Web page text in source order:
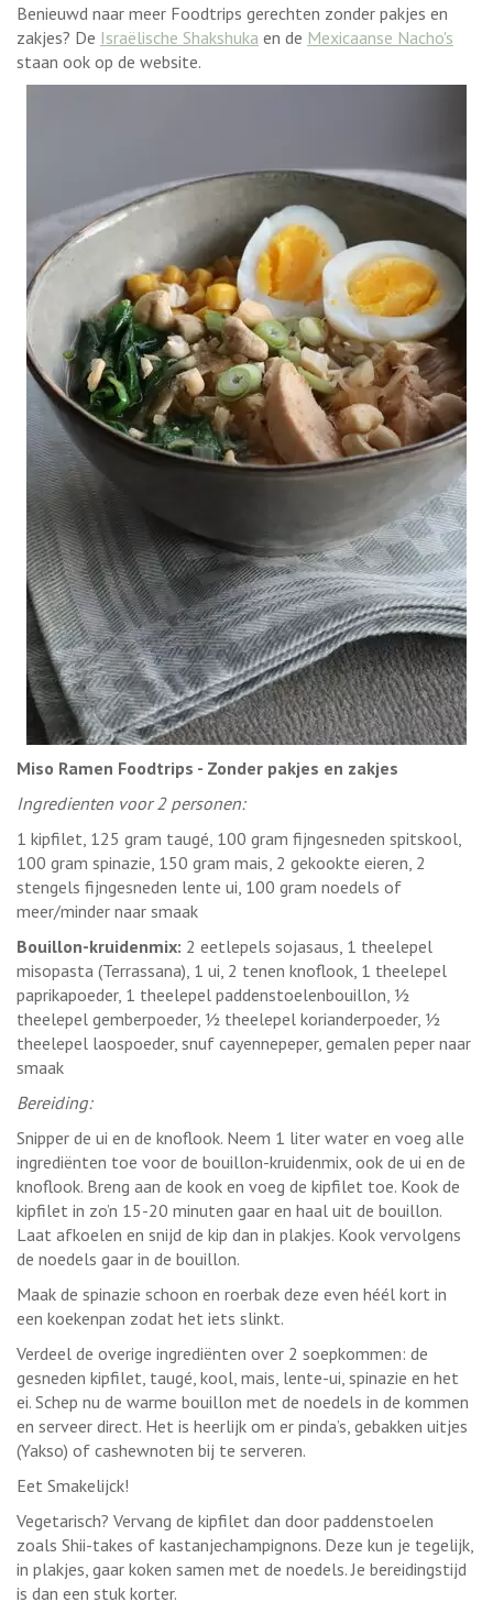
Benieuwd naar meer Foodtrips gerechten zonder pakjes en
zakjes? De Israëlische Shakshuka en de Mexicaanse Nacho's
staan ook op de website.
Miso Ramen Foodtrips - Zonder pakjes en zakjes
Ingredienten voor 2 personen:
1 kipfilet, 125 gram taugé, 100 gram fijngesneden spitskool,
100 gram spinazie, 150 gram mais, 2 gekookte eieren, 2
stengels fijngesneden lente ui, 100 gram noedels of
meer/minder naar smaak
Bouillon-kruidenmix: 2 eetlepels sojasaus, 1 theelepel
misopasta (Terrassana), 1 ui, 2 tenen knoflook, 1 theelepel
paprikapoeder, 1 theelepel paddenstoelenbouillon, ½
theelepel gemberpoeder, ½ theelepel korianderpoeder, ½
theelepel laospoeder, snuf cayennepeper, gemalen peper naar
smaak
Bereiding:
Snipper de ui en de knoflook. Neem 1 liter water en voeg alle
ingrediënten toe voor de bouillon-kruidenmix, ook de ui en de
knoflook. Breng aan de kook en voeg de kipfilet toe. Kook de
kipfilet in zo’n 15-20 minuten gaar en haal uit de bouillon.
Laat afkoelen en snijd de kip dan in plakjes. Kook vervolgens
de noedels gaar in de bouillon.
Maak de spinazie schoon en roerbak deze even héél kort in
een koekenpan zodat het iets slinkt.
Verdeel de overige ingrediënten over 2 soepkommen: de
gesneden kipfilet, taugé, kool, mais, lente-ui, spinazie en het
ei. Schep nu de warme bouillon met de noedels in de kommen
en serveer direct. Het is heerlijk om er pinda’s, gebakken uitjes
(Yakso) of cashewnoten bij te serveren.
Eet Smakelijck!
Vegetarisch? Vervang de kipfilet dan door paddenstoelen
zoals Shii-takes of kastanjechampignons. Deze kun je tegelijk,
in plakjes, gaar koken samen met de noedels. Je bereidingstijd
is dan een stuk korter.